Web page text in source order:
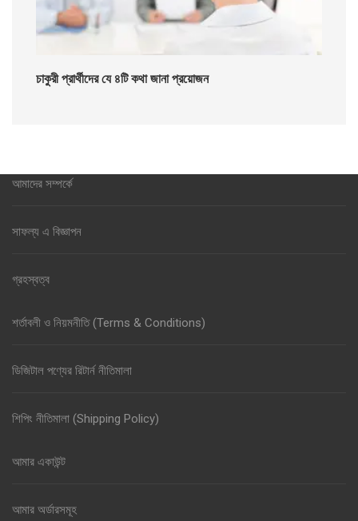
চাকুরী প্রার্থীদের যে ৪টি কথা জানা প্রয়োজন
আমাদের সম্পর্কে
সাফল্য এ বিজ্ঞাপন
গ্রহস্বত্ব
শর্তাবলী ও নিয়মনীতি (Terms & Conditions)
ডিজিটাল পণ্যের রিটার্ন নীতিমালা
শিপিং নীতিমালা (Shipping Policy)
আমার একাউন্ট
আমার অর্ডারসমূহ